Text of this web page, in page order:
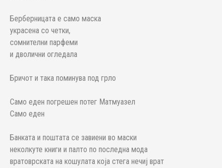
Берберницата е само маска
украсена со четки,
сомнителни парфеми
и дволични огледала
Бричот и така поминува под грло
Само еден погрешен потег Матмуазел
Само еден
Банката и поштата се завиени во маски
неколкуте книги и палто по последна мода
вратоврската на кошулата која стега нечиј врат